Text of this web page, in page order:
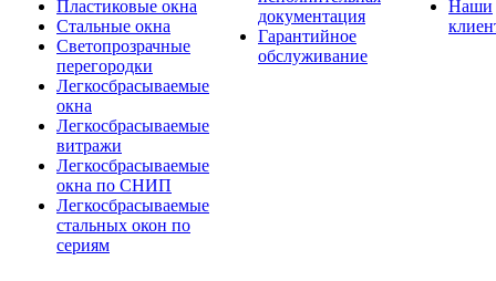
Пластиковые окна
Стальные окна
Светопрозрачные
перегородки
Легкосбрасываемые
окна
Легкосбрасываемые
витражи
Легкосбрасываемые
окна по СНИП
Легкосбрасываемые
стальных окон по
сериям
документация
Гарантийное
обслуживание
Наши